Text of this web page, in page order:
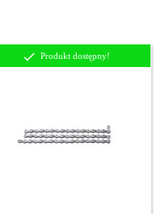
Produkt dostępny!